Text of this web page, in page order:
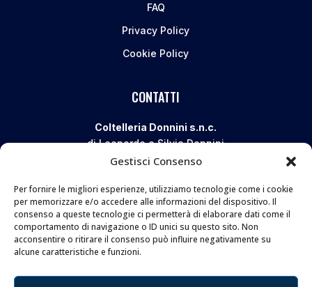
Gestisci Consenso
Per fornire le migliori esperienze, utilizziamo tecnologie come i cookie
per memorizzare e/o accedere alle informazioni del dispositivo. Il
consenso a queste tecnologie ci permetterà di elaborare dati come il
comportamento di navigazione o ID unici su questo sito. Non
acconsentire o ritirare il consenso può influire negativamente su
alcune caratteristiche e funzioni.
FAQ
Privacy Policy
Cookie Policy
CONTATTI
Coltelleria Donnini s.n.c.
di Leonardo e Silvia Donnini
Via Giovanni Lanza, 70 – 50136 FIRENZE
Telefono e WhatsApp:055 661 438
Email: info@donninicoltelleria.it
FOLLOW